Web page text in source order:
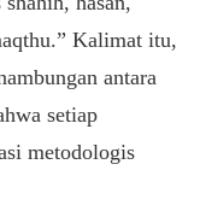
Kalimat itu,
antara
setiap
metodologis